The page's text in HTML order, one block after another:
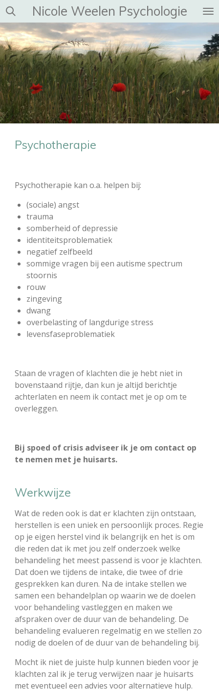
Ga
direct
naar
de
hoofdinhoud
Nicole Weelen Psychologie
Psychotherapie
Psychotherapie kan o.a. helpen bij:
(sociale) angst
trauma
somberheid of depressie
identiteitsproblematiek
negatief zelfbeeld
sommige vragen bij een autisme spectrum
stoornis
rouw
zingeving
dwang
overbelasting of langdurige stress
levensfaseproblematiek
Staan de vragen of klachten die je hebt niet in
bovenstaand rijtje, dan kun je altijd berichtje
achterlaten en neem ik contact met je op om te
overleggen.
Bij spoed of crisis adviseer ik je om contact op
te nemen met je huisarts.
Werkwijze
Wat de reden ook is dat er klachten zijn ontstaan,
herstellen is een uniek en persoonlijk proces. Regie
op je eigen herstel vind ik belangrijk en het is om
die reden dat ik met jou zelf onderzoek welke
behandeling het meest passend is voor je klachten.
Dat doen we tijdens de intake, die twee of drie
gesprekken kan duren. Na de intake stellen we
samen een behandelplan op waarin we de doelen
voor behandeling vastleggen en maken we
afspraken over de duur van de behandeling. De
behandeling evalueren regelmatig en we stellen zo
nodig de doelen of de duur van de behandeling bij.
Mocht ik niet de juiste hulp kunnen bieden voor je
klachten zal ik je terug verwijzen naar je huisarts
met eventueel een advies voor alternatieve hulp.